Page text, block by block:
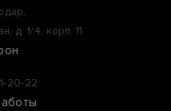
д. 1/4, корп. 11
20-22